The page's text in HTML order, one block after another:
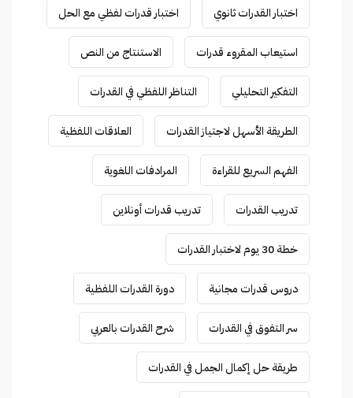
اختبار القدرات ثانوي اختبار قدرات لفظي مع الحل
استيعاب المقروء قدرات الاستنتاج من النص
التفكير التحليلي التناظر اللفظي في القدرات
الطريقة الأسهل لاجتياز القدرات العلاقات اللفظية
الفهم السريع للقراءة المرادفات اللغوية
تدريب القدرات تدريب قدرات أونلاين
خطة 30 يوم لاختبار القدرات
دروس قدرات مجانية دورة القدرات اللفظية
سر التفوق في القدرات شرح القدرات بالعربي
طريقة حل إكمال الجمل في القدرات